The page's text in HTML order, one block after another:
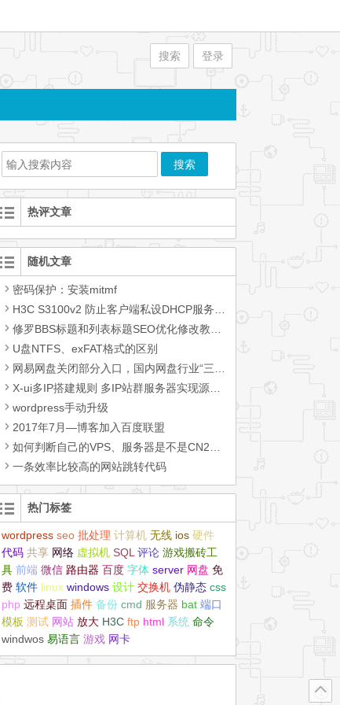
搜索 登录
热评文章
随机文章
密码保护：安装mitmf
H3C S3100v2 防止客户端私设DHCP服务影响服务
修罗BBS标题和列表标题SEO优化修改教程！xiunobbs
U盘NTFS、exFAT格式的区别
网易网盘关闭部分入口，国内网盘行业“三足鼎立”
X-ui多IP搭建规则 多IP站群服务器实现源进源出分流
wordpress手动升级
2017年7月—博客加入百度联盟
如何判断自己的VPS、服务器是不是CN2线路（机房）？
一条效率比较高的网站跳转代码
热门标签
wordpress seo 批处理 计算机 无线 ios 硬件
代码 共享 网络 虚拟机 SQL 评论 游戏搬砖工
具 前端 微信 路由器 百度 字体 server 网盘 免
费 软件 linux windows 设计 交换机 伪静态 css
php 远程桌面 插件 备份 cmd 服务器 bat 端口
模板 测试 网站 放大 H3C ftp html 系统 命令
windwos 易语言 游戏 网卡